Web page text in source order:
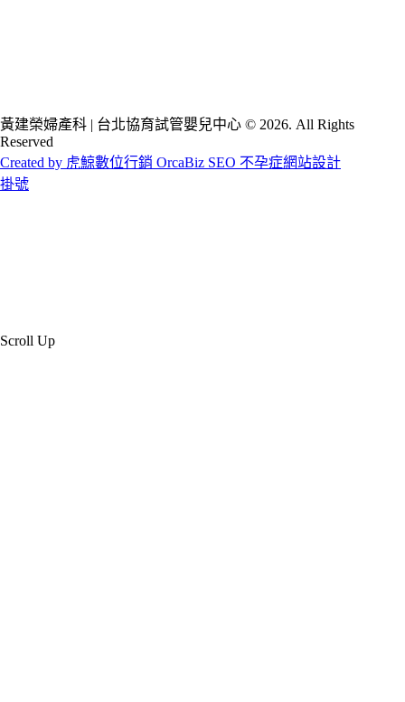
黃建榮婦產科 | 台北協育試管嬰兒中心 © 2026. All Rights
Reserved
Created by 虎鯨數位行銷 OrcaBiz SEO 不孕症網站設計
掛號
Scroll Up